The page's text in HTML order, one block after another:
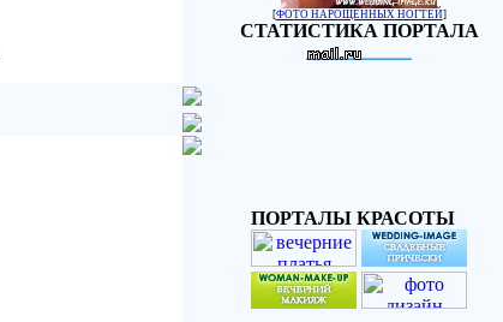
[ФОТО НАРОЩЕННЫХ НОГТЕЙ]
СТАТИСТИКА ПОРТАЛА
ПОРТАЛЫ КРАСОТЫ